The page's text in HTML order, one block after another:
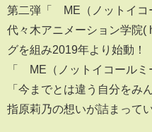
第二弾「≠ME（ノットイコ
代々木アニメーション学院(
グを組み2019年より始動！
「≠ME（ノットイコールミ
「今までとは違う自分をみ
指原莉乃の想いが詰まってい